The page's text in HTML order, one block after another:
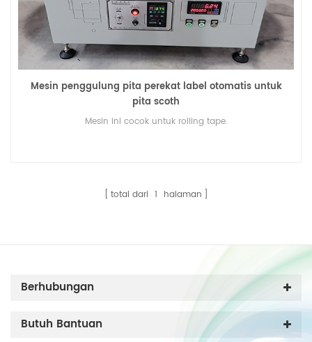
Mesin penggulung pita perekat label otomatis untuk
pita scoth
Mesin ini cocok untuk rolling tape.
total dari 1 halaman
Berhubungan
Butuh Bantuan